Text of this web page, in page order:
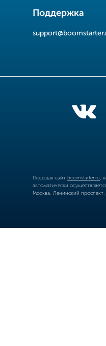
Поддержка
Посещая сайт boomstarter.ru ,
автоматически
Москва, Ленинский проспект,